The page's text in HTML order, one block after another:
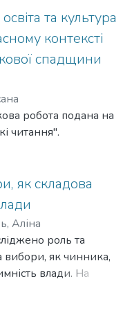
Сергія Рябова.
аспекти, як головні
держави, мета її
влада, державний
відносини,
політичні
і
та їхня роль у
актуальність
можливість
праць у політичній і
на теперішньому
держави.
та культура
контексті
спадщини
робота подана на
читання".
як складова
Аліна
роль та
вибори, як чинника,
влади. На
досліджень та